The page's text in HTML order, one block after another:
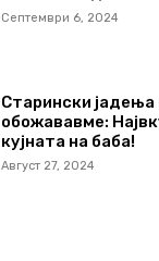
Септември 6, 2024
Старински јадења
обожававме:
кујната на баба!
Август 27, 2024